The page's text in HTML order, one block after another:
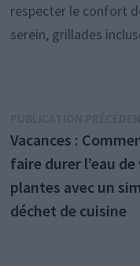
respecter le confort
serein, grillades
de
l’article
Vacances :
faire durer l’eau de
plantes avec un
déchet de cuisine